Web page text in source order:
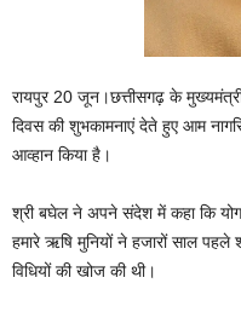
रायपुर 20 जून।छत्तीसगढ़ के
दिवस की शुभकामनाएं देते हुए आम
आव्हान किया है।
श्री बघेल ने अपने संदेश में कहा कि योग
हमारे ऋषि मुनियों ने हजारों साल
विधियों की खोज की थी।